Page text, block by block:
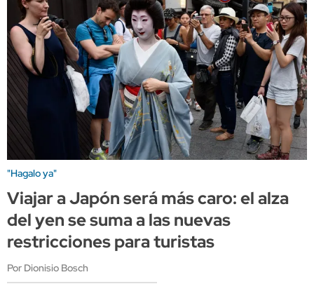
"Hagalo ya"
Viajar a Japón será más caro: el alza
del yen se suma a las nuevas
restricciones para turistas
Por Dionisio Bosch